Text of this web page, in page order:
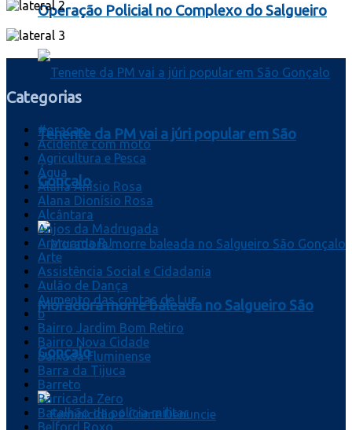
Operação Policial no Complexo do Salgueiro
Tenente da PM vai a júri popular em São
Gonçalo
Moradora morre baleada no Salgueiro São
Gonçalo
Categorias
#oracao
Acidente com moto
Agricultura e Pesca
Água
Alana Anísio Rosa
Alana Dionísio Rosa
Alcântara
Anjos da Madrugada
Araruama RJ
Arte
Assistência Social e Cidadania
Aulão de Dança
Aumento das contas de Luz
b
Bairro Jardim Bom Retiro
Bairro Nova Cidade
Baixada Fluminense
Barra da Tijuca
Barreto
Barricada Zero
Batalhão da polícia militar
Belford Roxo